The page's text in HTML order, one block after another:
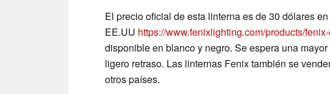
El precio oficial de esta linterna es de 30 dólares
EE.UU https://www.fenixlighting.com/products/
disponible en blanco y negro. Se espera una
ligero retraso. Las linternas Fenix también se
otros países.